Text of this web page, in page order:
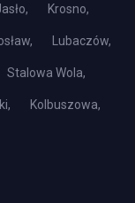
Krosno,
Lubaczów,
Stalowa Wola,
Kolbuszowa,